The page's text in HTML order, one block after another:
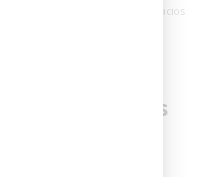
en baños, cocinas y espacios
a la humedad y los
favorecen su aparición.
para
eflorescencias
manchas requiere un enfoque
el material. Los productos